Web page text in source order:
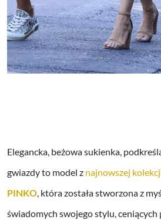
Elegancka, beżowa sukienka,
gwiazdy to model z najnowszej
PINKO, która została stworzona z
świadomych swojego stylu,